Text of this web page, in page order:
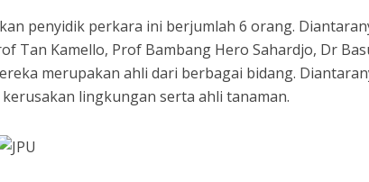
penyidik perkara ini berjumlah 6 orang.
Tan Kamello, Prof Bambang Hero Sahardjo, Dr
merupakan ahli dari berbagai bidang.
lingkungan serta ahli tanaman.